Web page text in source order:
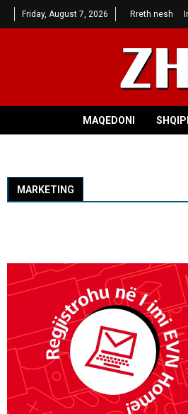
Friday, August 7, 2026 Rreth nesh
MAQEDONI
MARKETING